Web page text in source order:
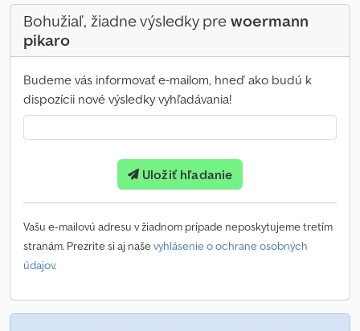
Bohužiaľ, žiadne výsledky prewoermann
pikaro
Budeme vás informovať e-mailom, hneď ako budú k
dispozícii nové výsledky vyhľadávania!
Uložiť hľadanie
Vašu e-mailovú adresu v žiadnom prípade neposkytujeme tretím
stranám. Prezrite si aj naševyhlásenie o ochrane osobných
údajov.